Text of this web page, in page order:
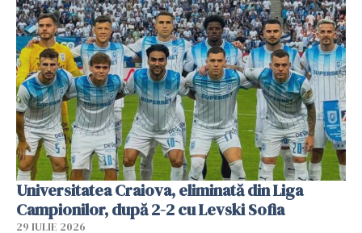
Universitatea Craiova, eliminată din Liga
Campionilor, după 2-2 cu Levski Sofia
29 IULIE 2026